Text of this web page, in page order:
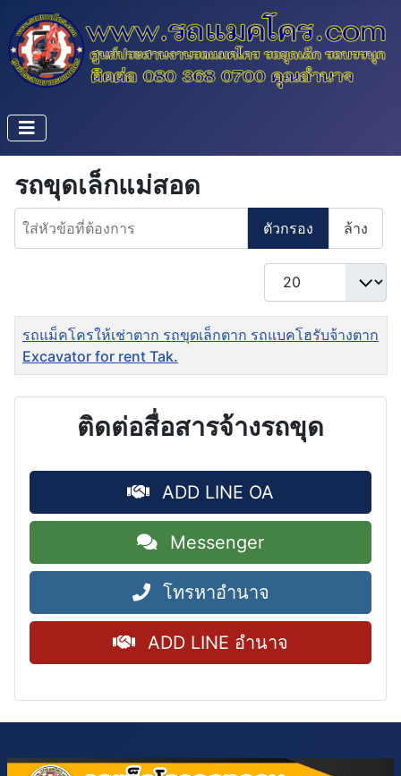
รถขุดเล็กแม่สอด
ใส่หัวข้อที่ต้องการ
ตัวกรอง ล้าง
แสดง #
ชื่อ
รถแม็คโครให้เช่าตาก รถขุดเล็กตาก รถแบคโฮรับจ้างตาก
Excavator for rent Tak.
ติดต่อสื่อสารจ้างรถขุด
ADD LINE OA
Messenger
โทรหาอำนาจ
ADD LINE อำนาจ